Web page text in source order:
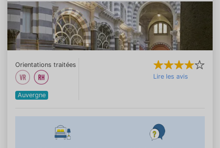
Orientations traitées
Auvergne
Lire les avis